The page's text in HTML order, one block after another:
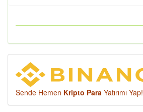
Sende Hemen Kripto Para Yatırımı Yap!